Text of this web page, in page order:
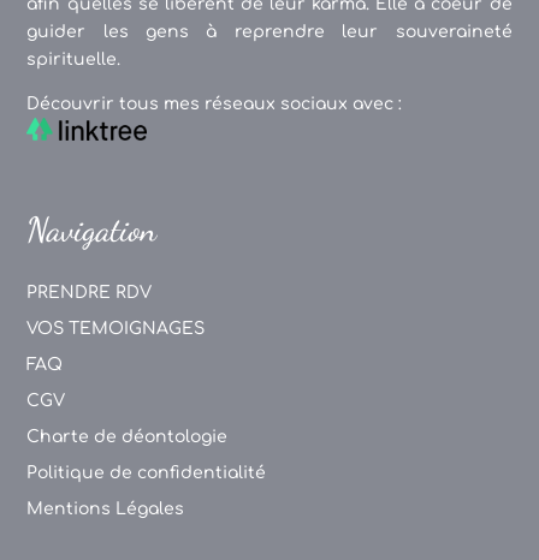
afin qu'elles se libèrent de leur karma. Elle a coeur de
guider les gens à reprendre leur souveraineté
spirituelle.
Découvrir tous mes réseaux sociaux avec :
Navigation
PRENDRE RDV
VOS TEMOIGNAGES
FAQ
CGV
Charte de déontologie
Politique de confidentialité
Mentions Légales